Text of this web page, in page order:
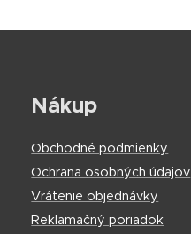
Nákup
Obchodné podmienky
Ochrana osobných údajov
Vrátenie objednávky
Reklamačný poriadok